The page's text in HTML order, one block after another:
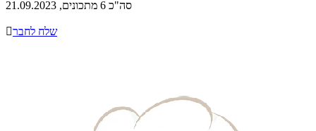
סה"כ 6 מתכונים, 21.09.2023
שלח לחבר